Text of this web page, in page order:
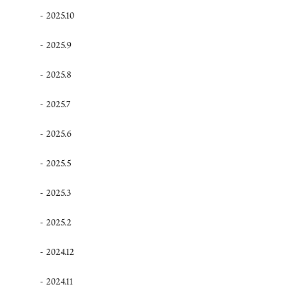
2025.10
2025.9
2025.8
2025.7
2025.6
2025.5
2025.3
2025.2
2024.12
2024.11